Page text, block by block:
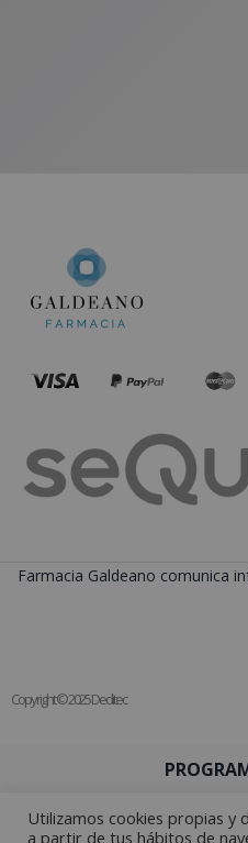
Farmacia Galdeano comunica
Copyright © 2025 Deditec
Utilizamos cookies propias y
a partir de tus hábitos de